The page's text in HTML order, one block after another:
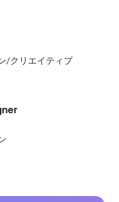
/クリエイティブ